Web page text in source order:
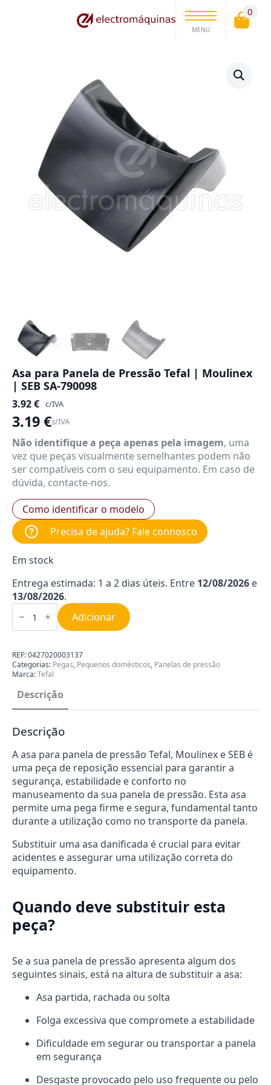
MENU
0
Asa para Panela de Pressão Tefal | Moulinex
| SEB SA-790098
3.92€ c/IVA
3.19€s/IVA
Não identifique a peça apenas pela imagem, uma
vez que peças visualmente semelhantes podem não
ser compatíveis com o seu equipamento. Em caso de
dúvida, contacte-nos.
Como identificar o modelo
Precisa de ajuda? Fale connosco
Em stock
Entrega estimada: 1 a 2 dias úteis. Entre 12/08/2026 e
13/08/2026.
Quantidade
de
para
de
Pressão
Tefal
|
Moulinex
SEB
790098
Adicionar
REF:0427020003137
Categorias: Pegas, Pequenos domésticos, Panelas de pressão
Marca:Tefal
Descrição
Descrição
A asa para panela de pressão Tefal, Moulinex e SEB é
uma peça de reposição essencial para garantir a
segurança, estabilidade e conforto no
manuseamento da sua panela de pressão. Esta asa
permite uma pega firme e segura, fundamental tanto
durante a utilização como no transporte da panela.
Substituir uma asa danificada é crucial para evitar
acidentes e assegurar uma utilização correta do
equipamento.
Quando deve substituir esta
peça?
Se a sua panela de pressão apresenta algum dos
seguintes sinais, está na altura de substituir a asa:
Asa partida, rachada ou solta
Folga excessiva que compromete a estabilidade
Dificuldade em segurar ou transportar a panela
em segurança
Desgaste provocado pelo uso frequente ou pelo